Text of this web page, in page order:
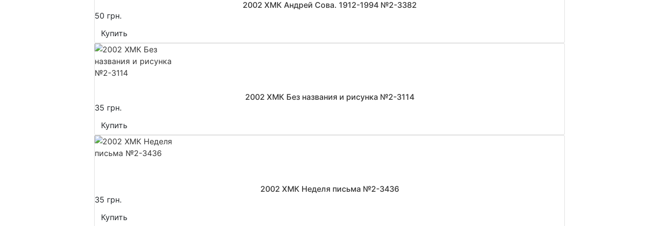
2002 ХМК Андрей Сова. 1912-1994 №2-3382
50 грн.
Купить
2002 ХМК Без названия и рисунка №2-3114
35 грн.
Купить
2002 ХМК Неделя письма №2-3436
35 грн.
Купить